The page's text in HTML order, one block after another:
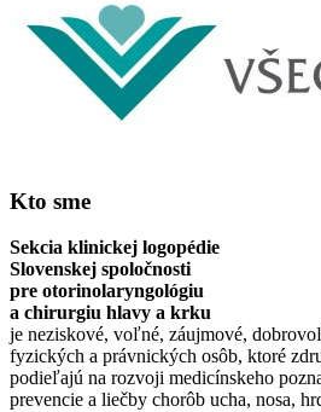
Kto sme
Sekcia klinickej logopédie
Slovenskej spoločnosti
pre otorinolaryngológiu
a chirurgiu hlavy a krku
je neziskové, voľné, záujmové,
fyzických a právnických osôb, ktoré
podieľajú na rozvoji medicínskeho
prevencie a liečby chorôb ucha, nosa,